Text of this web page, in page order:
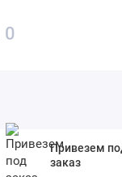
0
Привезем
заказ